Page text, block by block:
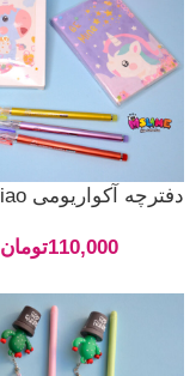
دفترچه آکواریومی Miao
110,000تومان